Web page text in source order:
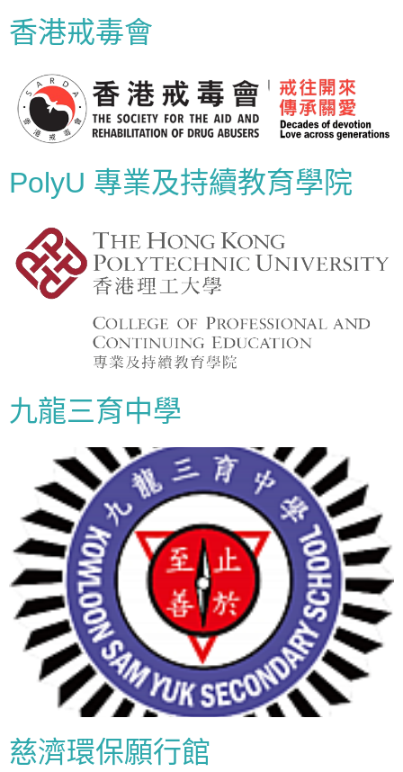
香港戒毒會
PolyU 專業及持續教育學院
九龍三育中學
慈濟環保願行館